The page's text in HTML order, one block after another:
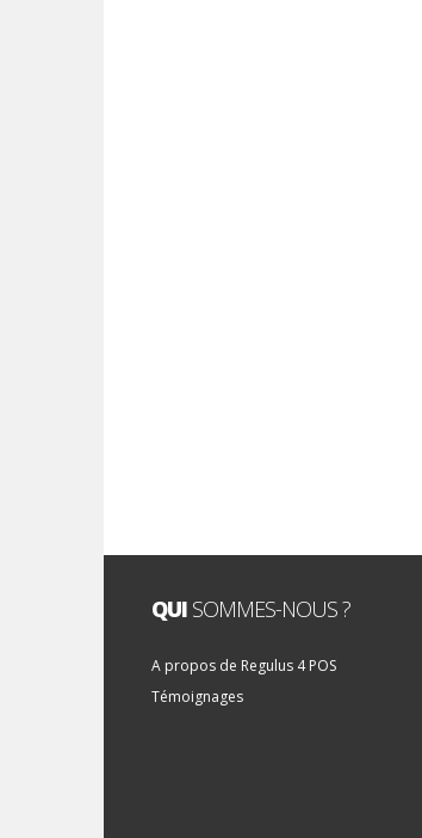
QUI SOMMES-NOUS ?
A propos de Regulus 4 POS
Témoignages